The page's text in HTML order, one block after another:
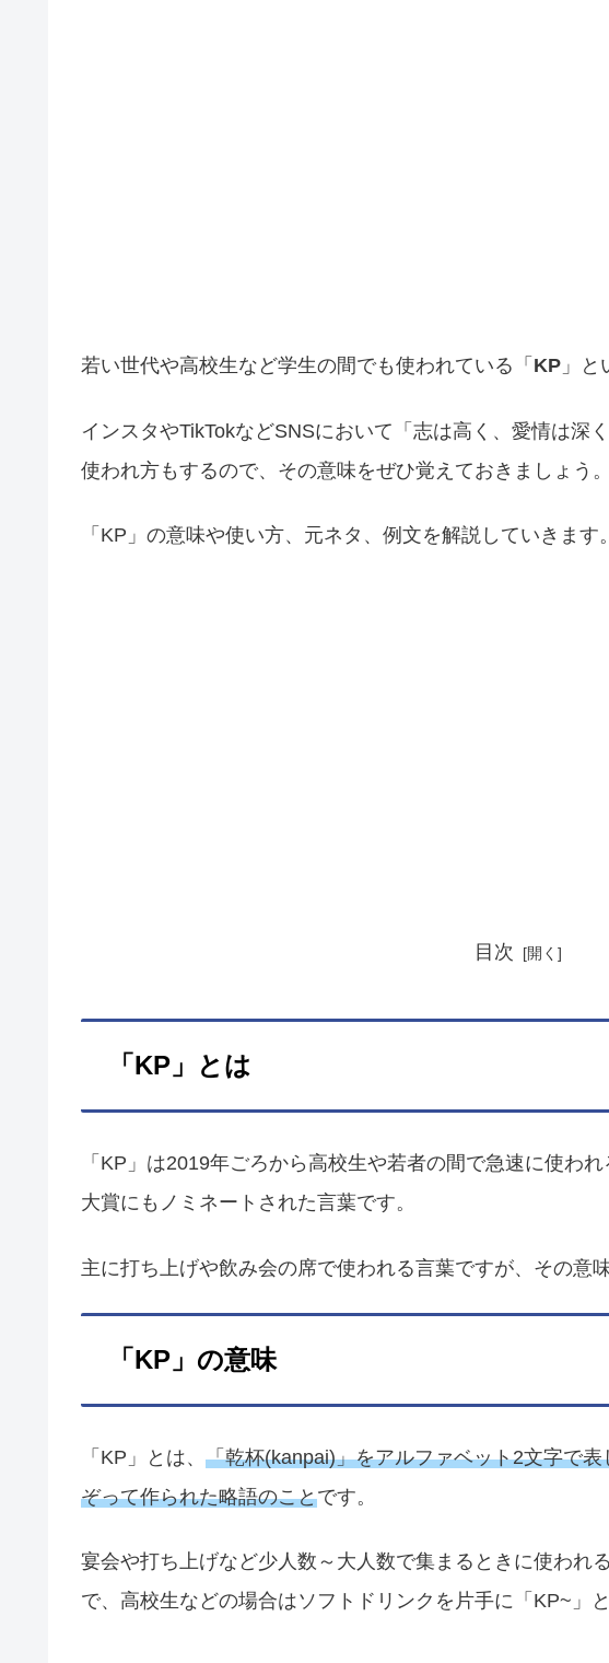
若い世代や高校生など学生の間でも使われている「 KP 」
インスタやTikTokなどSNSにおいて「志は高く、愛情は深
使われ方もするので、その意味をぜひ覚えておきましょう。
「KP」の意味や使い方、元ネタ、例文を解説していきます。
目次
「KP」とは
「KP」は2019年ごろから高校生や若者の間で急速に使わ
大賞にもノミネートされた言葉です。
主に打ち上げや飲み会の席で使われる言葉ですが、その意
「KP」の意味
「KP」とは、 「乾杯(kanpai)」をアルファベット2文字で
ぞって作られた略語のことです。
宴会や打ち上げなど少人数～大人数で集まるときに使われ
で、高校生などの場合はソフトドリンクを片手に「KP~」